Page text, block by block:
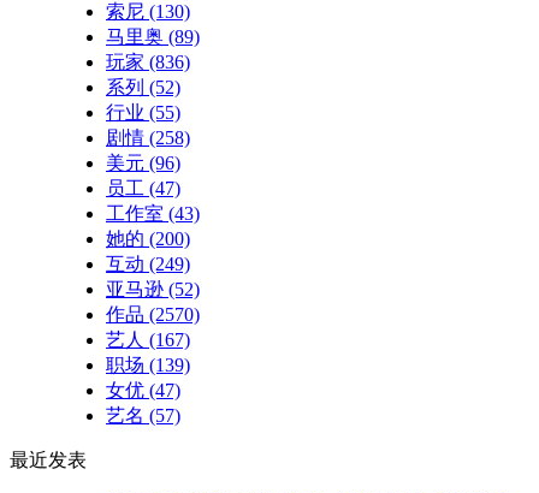
索尼 (130)
马里奥 (89)
玩家 (836)
系列 (52)
行业 (55)
剧情 (258)
美元 (96)
员工 (47)
工作室 (43)
她的 (200)
互动 (249)
亚马逊 (52)
作品 (2570)
艺人 (167)
职场 (139)
女优 (47)
艺名 (57)
最近发表